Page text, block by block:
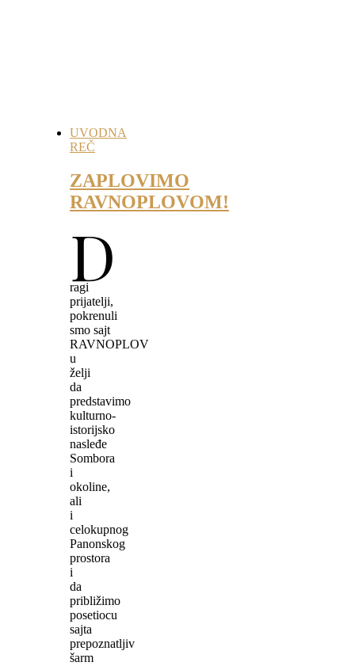
UVODNA
REČ
ZAPLOVIMO
RAVNOPLOVOM!
D
ragi
prijatelji,
pokrenuli
smo sajt
RAVNOPLOV
u
želji
da
predstavimo
kulturno-
istorijsko
nasleđe
Sombora
i
okoline,
ali
i
celokupnog
Panonskog
prostora
i
da
približimo
posetiocu
sajta
prepoznatljiv
šarm